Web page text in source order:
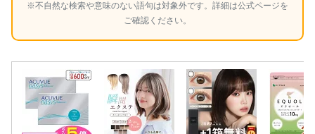
※不自然な検索や意味のない語句は対象外です。詳細は公式ページを
ご確認ください。